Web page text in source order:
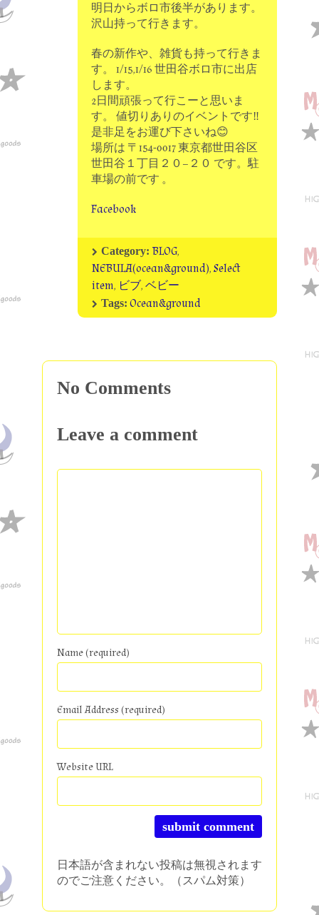
明日からボロ市後半があります。
沢山持って行きます。
春の新作や、雑貨も持って行きま
す。 1/15,1/16 世田谷ボロ市に出店
します。
2日間頑張って行こーと思いま
す。 値切りありのイベントです‼
是非足をお運び下さいね😊
場所は 〒154-0017 東京都世田谷区
世田谷１丁目２０−２０ です。駐
車場の前です 。
Facebook
Category: BLOG,
NEBULA(ocean&ground),Select
item, ビブ,ベビー
Tags: Ocean&ground
No Comments
Leave a comment
Name (required)
Email Address (required)
Website URL
日本語が含まれない投稿は無視されます
のでご注意ください。（スパム対策）